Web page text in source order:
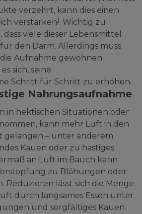
verzehrt, kann dies einen
verstärken1. Wichtig zu
viele dieser Lebensmittel
den Darm. Allerdings muss
Aufnahme gewöhnen.
sich, seine
Schritt für Schritt zu erhöhen.
Nahrungsaufnahme
in hektischen Situationen oder
kann mehr Luft in den
gelangen – unter anderem
Kauen oder zu hastiges
an Luft im Bauch kann
zu Blähungen oder
lässt sich die Menge
durch langsames Essen unter
und sorgfältiges Kauen.